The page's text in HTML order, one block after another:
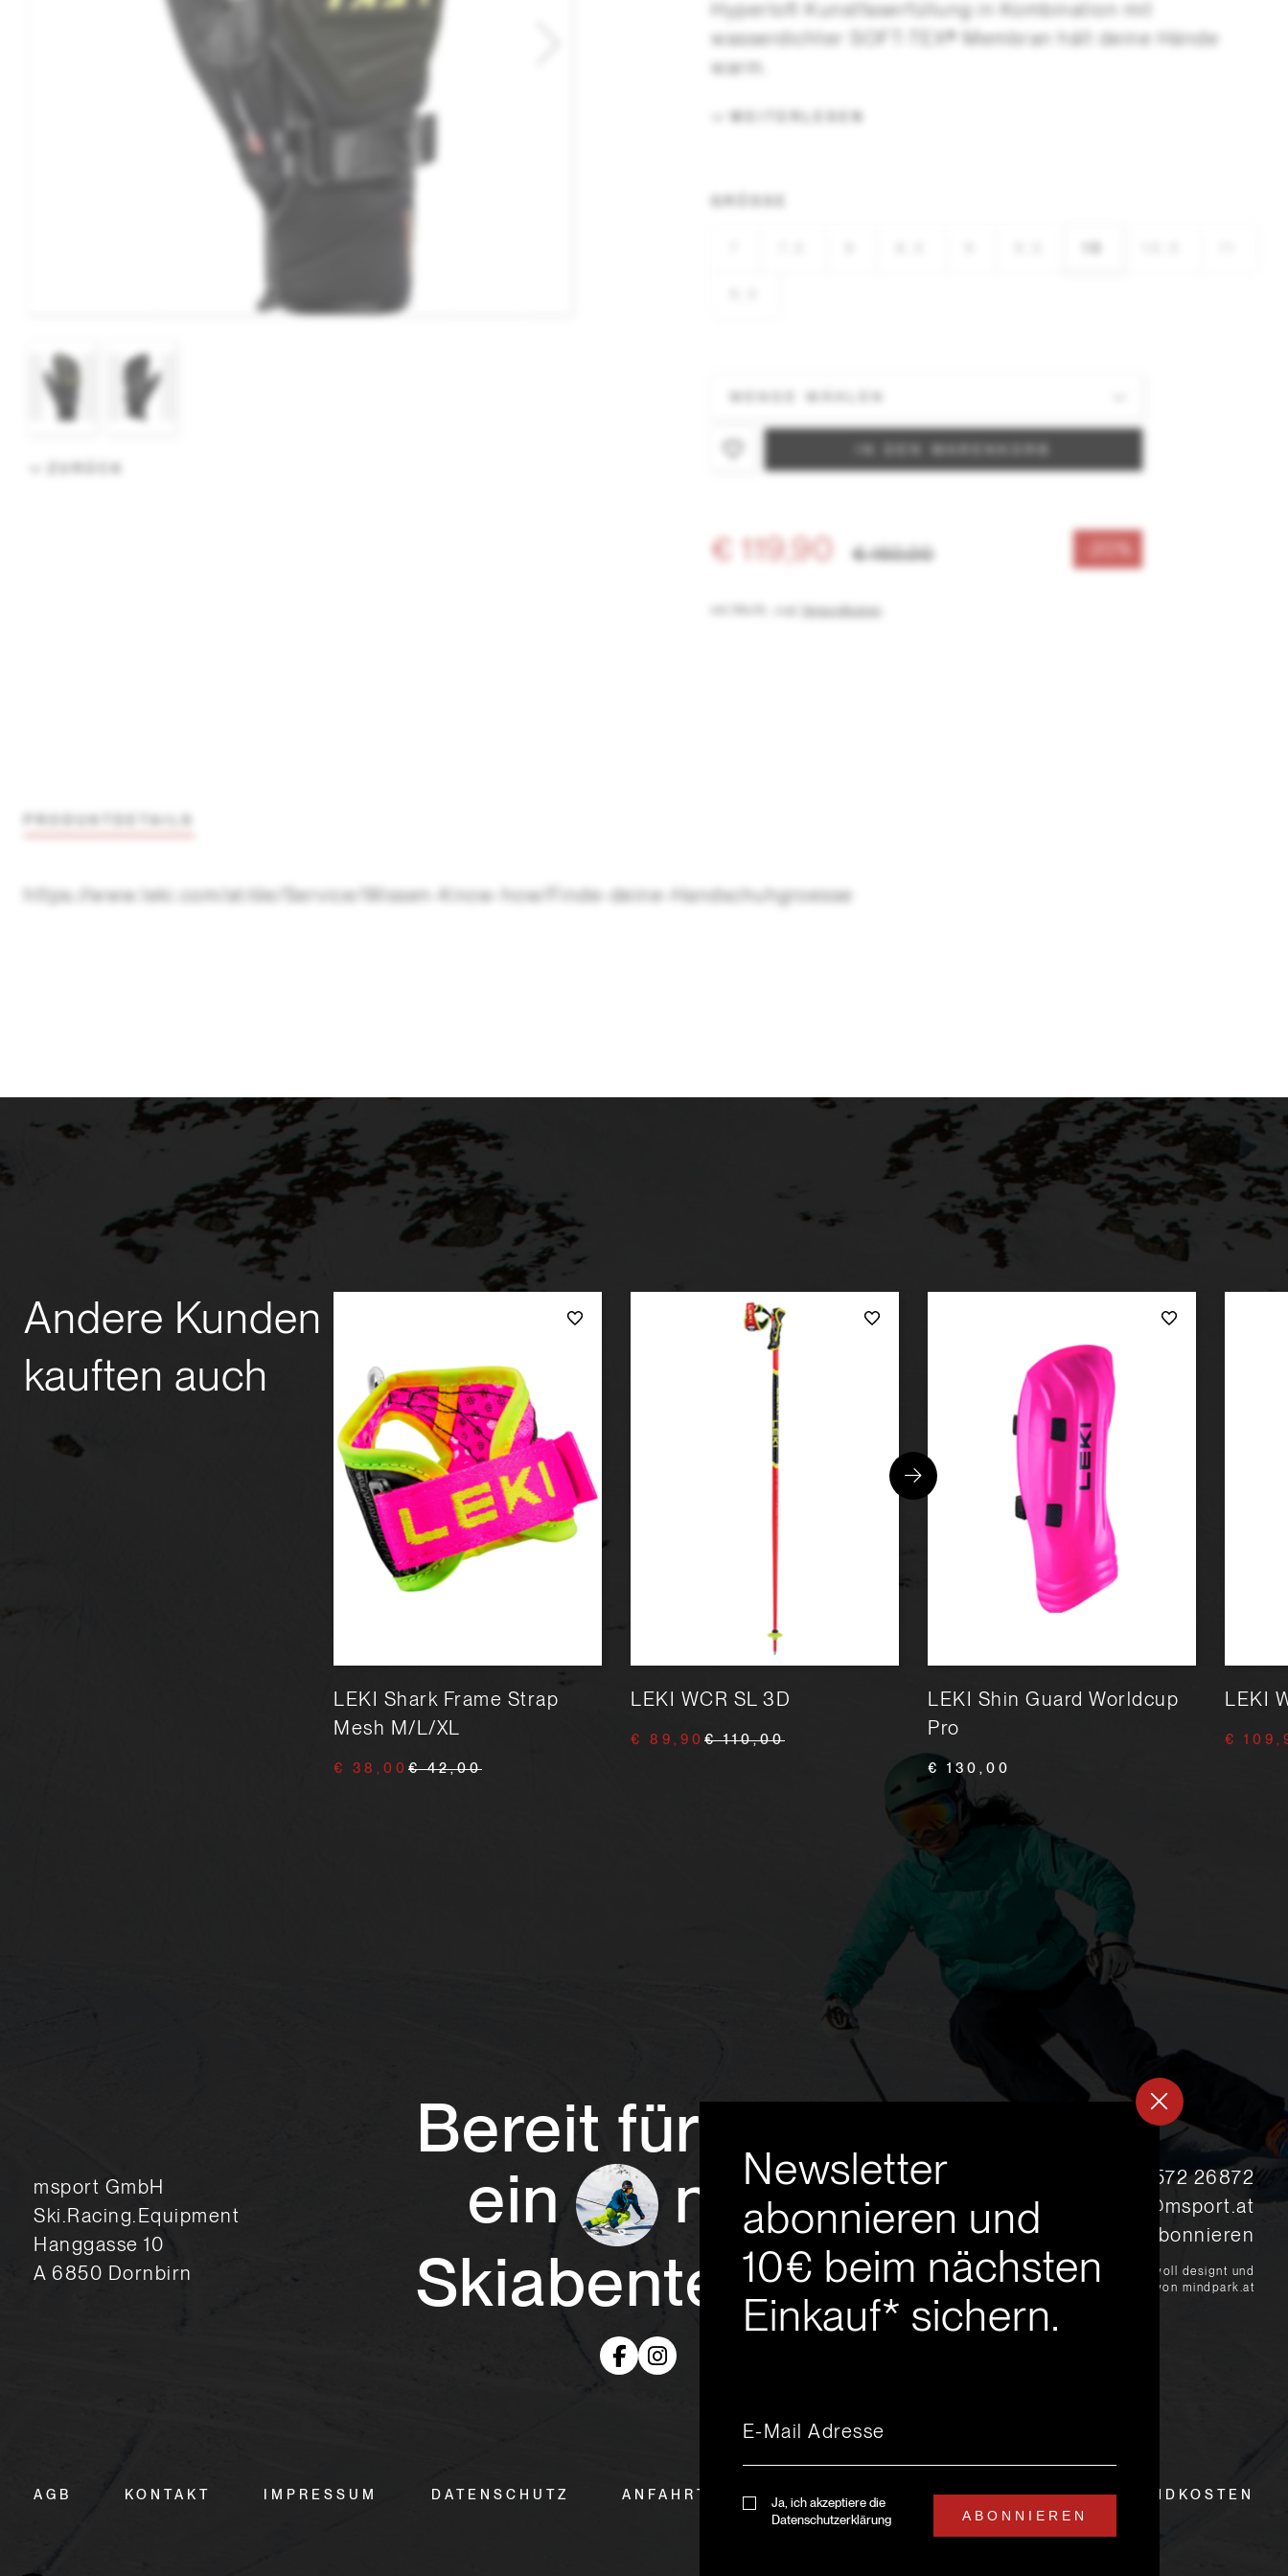
Hyperloft Kunstfaserfüllung in Kombination mit
wasserdichter SOFT-TEX® Membran hält deine Hände
warm.
€ 119,90 € 150,00 -20%
Versandkosten
https://www.leki.com/at/de/Service/Wissen-Know-how/Finde-deine-Handschuhgroesse
Andere Kunden
kauften auch
LEKI Shark Frame Strap
Mesh M/L/XL
€ 38,00 € 42,00
LEKI WCR SL 3D
€ 89,90 € 110,00
LEKI Shin Guard Worldcup
Pro
€ 130,00
LEKI
€
msport GmbH
Ski.Racing.Equipment
Hanggasse 10
A 6850 Dornbirn
Bereit für
ein
neues
Skiabenteuer?
+43 5572 26872
msport@msport.at
Newsletter abonnieren
liebevoll designt und
programmiert von mindpark.at
AGB KONTAKT IMPRESSUM DATENSCHUTZ ANFAHRT & ÖFFNUNGSZEITEN LIEFER- UND VERSANDKOSTEN
Newsletter
abonnieren und
10€ beim nächsten
Einkauf* sichern.
Ja, ich akzeptiere die
Datenschutzerklärung
ABONNIEREN